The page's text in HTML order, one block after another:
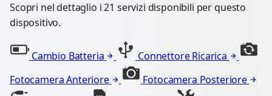
Scopri nel dettaglio i 21 servizi disponibili per questo
dispositivo.
Cambio Batteria
Connettore Ricarica
Fotocamera Anteriore
Fotocamera Posteriore